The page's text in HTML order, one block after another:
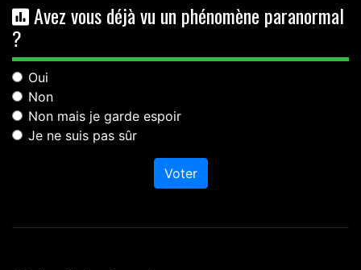
Avez vous déjà vu un phénomène paranormal
?
Oui
Non
Non mais je garde espoir
Je ne suis pas sûr
Voter